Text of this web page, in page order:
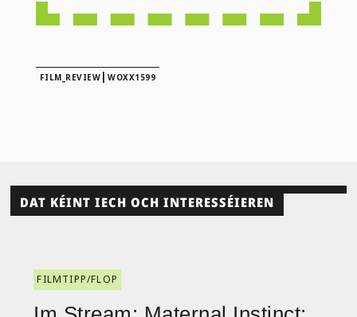
FILM_REVIEW |WOXX1599
DAT KÉINT IECH OCH INTERESSÉIEREN
FILMTIPP/FLOP